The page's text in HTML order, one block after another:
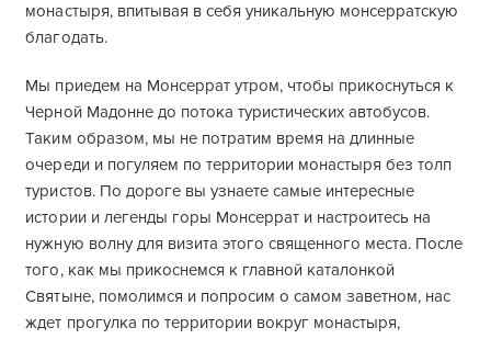
монастыря, впитывая в себя уникальную монсерратскую
благодать.
Мы приедем на Монсеррат утром, чтобы прикоснуться к
Черной Мадонне до потока туристических автобусов.
Таким образом, мы не потратим время на длинные
очереди и погуляем по территории монастыря без толп
туристов. По дороге вы узнаете самые интересные
истории и легенды горы Монсеррат и настроитесь на
нужную волну для визита этого священного места. После
того, как мы прикоснемся к главной каталонкой
Святыне, помолимся и попросим о самом заветном, нас
ждет прогулка по территории вокруг монастыря,